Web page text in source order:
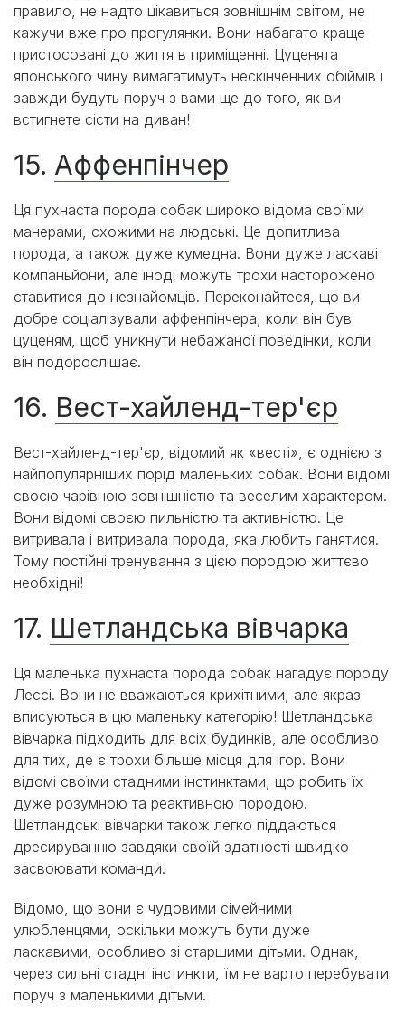
правило, не надто цікавиться зовнішнім світом, не
кажучи вже про прогулянки. Вони набагато краще
пристосовані до життя в приміщенні. Цуценята
японського чину вимагатимуть нескінченних обіймів і
завжди будуть поруч з вами ще до того, як ви
встигнете сісти на диван!
15. Аффенпінчер
Ця пухнаста порода собак широко відома своїми
манерами, схожими на людські. Це допитлива
порода, а також дуже кумедна. Вони дуже ласкаві
компаньйони, але іноді можуть трохи насторожено
ставитися до незнайомців. Переконайтеся, що ви
добре соціалізували аффенпінчера, коли він був
цуценям, щоб уникнути небажаної поведінки, коли
він подорослішає.
16. Вест-хайленд-тер'єр
Вест-хайленд-тер'єр, відомий як «весті», є однією з
найпопулярніших порід маленьких собак. Вони відомі
своєю чарівною зовнішністю та веселим характером.
Вони відомі своєю пильністю та активністю. Це
витривала і витривала порода, яка любить ганятися.
Тому постійні тренування з цією породою життєво
необхідні!
17. Шетландська вівчарка
Ця маленька пухнаста порода собак нагадує породу
Лессі. Вони не вважаються крихітними, але якраз
вписуються в цю маленьку категорію! Шетландська
вівчарка підходить для всіх будинків, але особливо
для тих, де є трохи більше місця для ігор. Вони
відомі своїми стадними інстинктами, що робить їх
дуже розумною та реактивною породою.
Шетландські вівчарки також легко піддаються
дресируванню завдяки своїй здатності швидко
засвоювати команди.
Відомо, що вони є чудовими сімейними
улюбленцями, оскільки можуть бути дуже
ласкавими, особливо зі старшими дітьми. Однак,
через сильні стадні інстинкти, їм не варто перебувати
поруч з маленькими дітьми.